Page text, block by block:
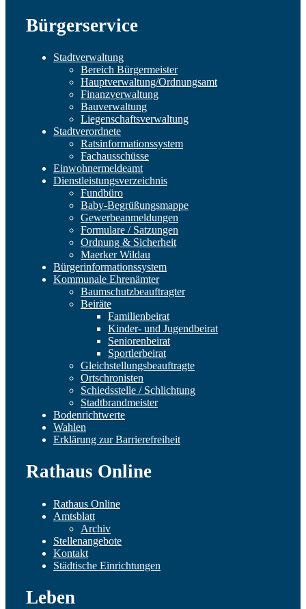
Bürgerservice
Stadtverwaltung
Bereich Bürgermeister
Hauptverwaltung/Ordnungsamt
Finanzverwaltung
Bauverwaltung
Liegenschaftsverwaltung
Stadtverordnete
Ratsinformationssystem
Fachausschüsse
Einwohnermeldeamt
Dienstleistungsverzeichnis
Fundbüro
Baby-Begrüßungsmappe
Gewerbeanmeldungen
Formulare / Satzungen
Ordnung & Sicherheit
Maerker Wildau
Bürgerinformationssystem
Kommunale Ehrenämter
Baumschutzbeauftragter
Beiräte
Familienbeirat
Kinder- und Jugendbeirat
Seniorenbeirat
Sportlerbeirat
Gleichstellungsbeauftragte
Ortschronisten
Schiedsstelle / Schlichtung
Stadtbrandmeister
Bodenrichtwerte
Wahlen
Erklärung zur Barrierefreiheit
Rathaus Online
Rathaus Online
Amtsblatt
Archiv
Stellenangebote
Kontakt
Städtische Einrichtungen
Leben